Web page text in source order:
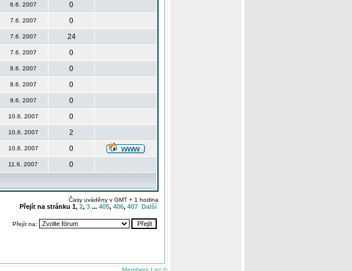
6.6. 2007
0
7.6. 2007
0
7.6. 2007
24
7.6. 2007
0
8.6. 2007
0
8.6. 2007
0
9.6. 2007
0
10.6. 2007
0
10.6. 2007
2
10.6. 2007
0
11.6. 2007 0
Časy uváděny v GMT + 1 hodina
Přejít na stránku 1, 2, 3 ... 405, 406, 407 Další
Přejít na: